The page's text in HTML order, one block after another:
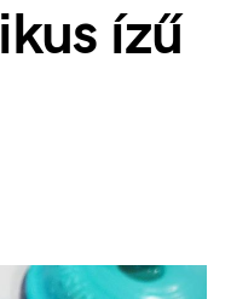
ízű